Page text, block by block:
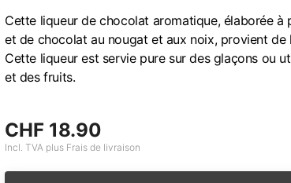
Cette liqueur de chocolat aromatique, élaborée
et de chocolat au nougat et aux noix, provient de
Cette liqueur est servie pure sur des glaçons ou
et des fruits.
CHF 18.90
Incl. TVA plus Frais de livraison